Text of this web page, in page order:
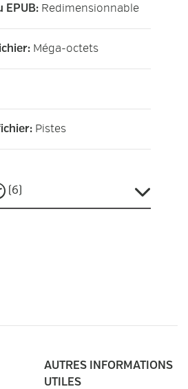
EPUB: Redimensionnable
: Méga-octets
: Pistes
6
textuelles alternatives
AUTRES INFORMATIONS
UTILES